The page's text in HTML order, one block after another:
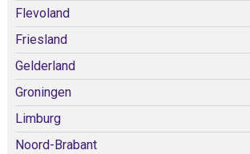
Flevoland
Friesland
Gelderland
Groningen
Limburg
Noord-Brabant